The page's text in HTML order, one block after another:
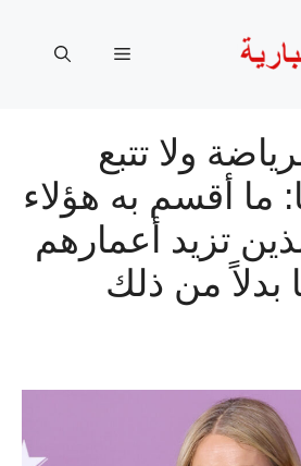
القائمة
ولا تتبع
ما أقسم به هؤلاء
تزيد أعمارهم